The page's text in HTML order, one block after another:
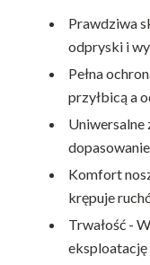
Prawdziwa
odpryski i
Pełna
przyłbicą a
Uniwersalne
Komfort
krępuje
Trwałość -
eksploatację